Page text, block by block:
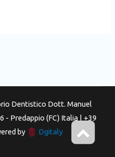
Dentistico Dott. Manuel
- Predappio (FC) Italia | +39
by
Dgitaly